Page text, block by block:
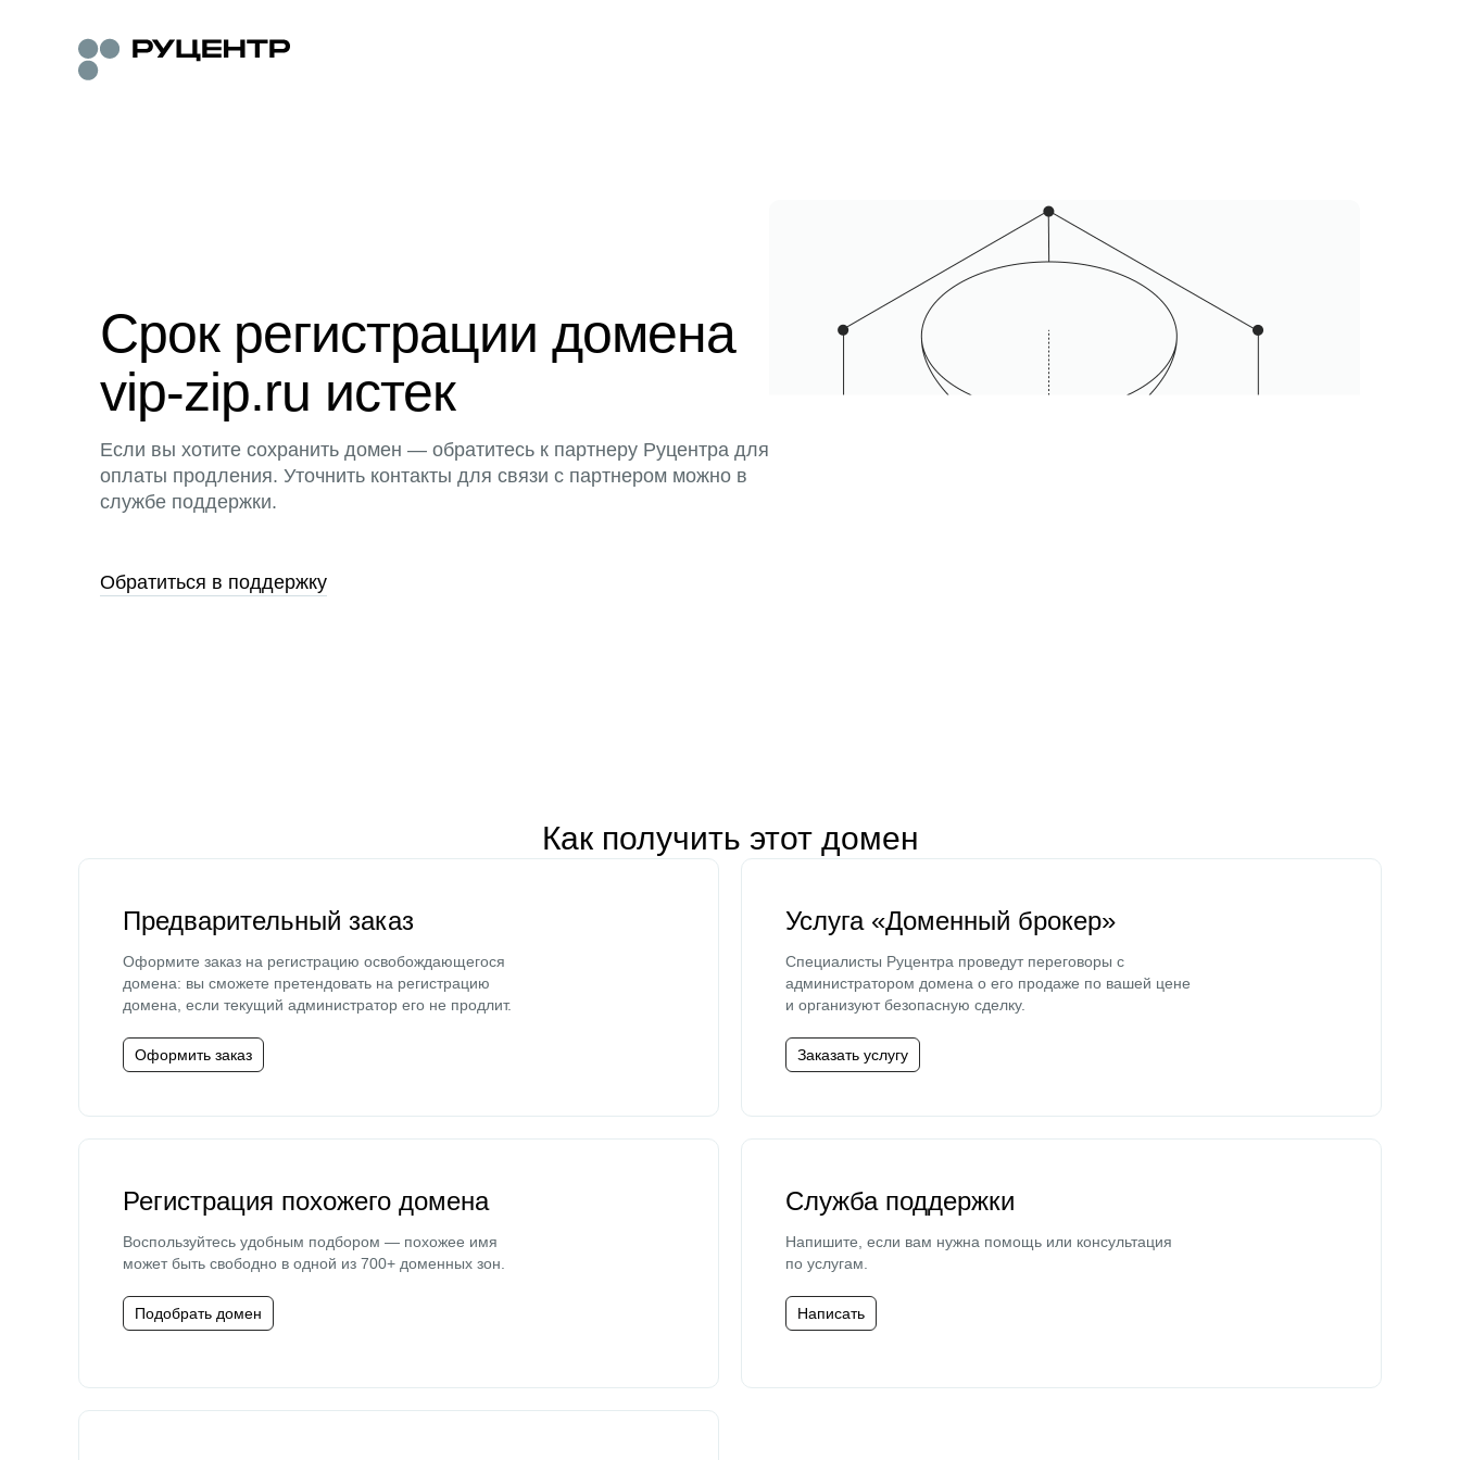
Срок регистрации домена
vip-zip.ru истек
Если вы хотите сохранить домен — обратитесь к партнеру Руцентра для
оплаты продления. Уточнить контакты для связи с партнером можно в
службе поддержки.
Обратиться в поддержку
Как получить этот домен
Предварительный заказ
Оформите заказ на регистрацию освобождающегося
домена: вы сможете претендовать на регистрацию
домена, если текущий администратор его не продлит.
Оформить заказ
Услуга «Доменный брокер»
Специалисты Руцентра проведут переговоры с
администратором домена о его продаже по вашей цене
и организуют безопасную сделку.
Заказать услугу
Регистрация похожего домена
Воспользуйтесь удобным подбором — похожее имя
может быть свободно в одной из 700+ доменных зон.
Подобрать домен
Служба поддержки
Напишите, если вам нужна помощь или консультация
по услугам.
Написать